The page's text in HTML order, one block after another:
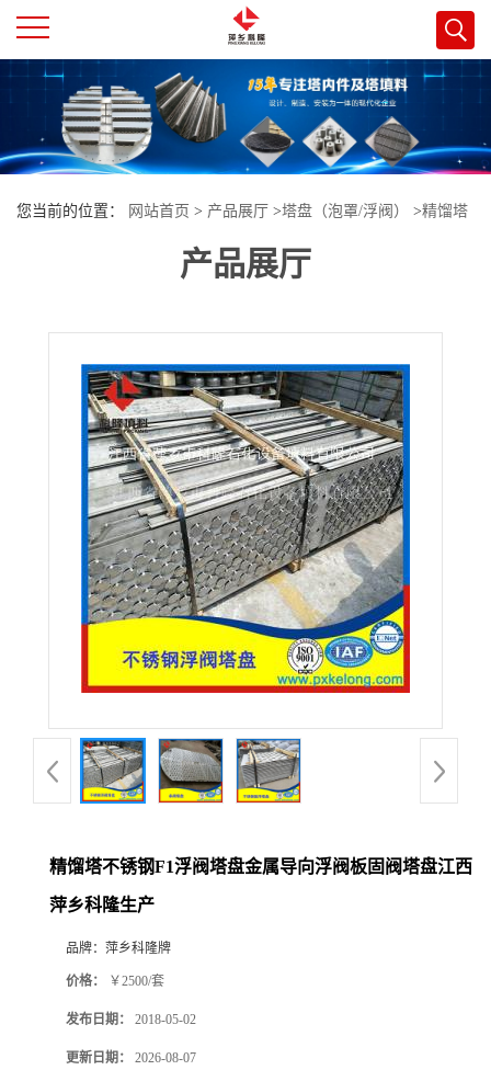
公
司
产
品
展
厅
您当前的位置： 网站首页 > 产品展厅 >塔盘（泡罩/浮阀） >精馏塔
不锈钢F1浮阀塔盘金属导向浮阀板固阀塔盘江西萍乡科隆生产
产品展厅
精馏塔不锈钢F1浮阀塔盘金属导向浮阀板固阀塔盘江西
萍乡科隆生产
品牌： 萍乡科隆牌
价格： ￥2500/套
发布日期： 2018-05-02
更新日期： 2026-08-07